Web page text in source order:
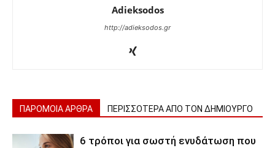
Adieksodos
http://adieksodos.gr
ΠΑΡΟΜΟΙΑ ΑΡΘΡΑ ΠΕΡΙΣΣΟΤΕΡΑ ΑΠΟ ΤΟΝ ΔΗΜΙΟΥΡΓΟ
6 τρόποι για σωστή ενυδάτωση που